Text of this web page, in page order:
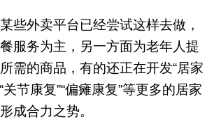
些外卖平台已经尝试这样去做，
服务为主，另一方面为老年人提
需的商品，有的还正在开发“居家
关节康复”“偏瘫康复”等更多的居家
成合力之势。